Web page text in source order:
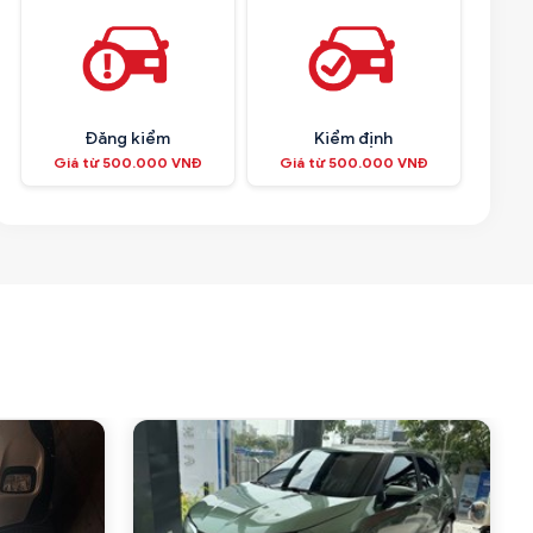
Đăng kiểm
Giá từ 500.000 VNĐ
Kiểm định
Giá từ 500.000 VNĐ